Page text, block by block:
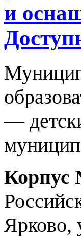
и
—
Корпус
Ярково,